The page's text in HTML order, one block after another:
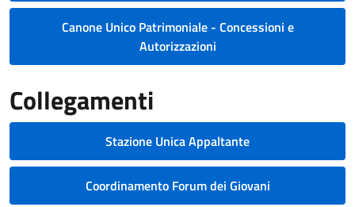
Canone Unico Patrimoniale - Concessioni e
Autorizzazioni
Collegamenti
Stazione Unica Appaltante
Coordinamento Forum dei Giovani